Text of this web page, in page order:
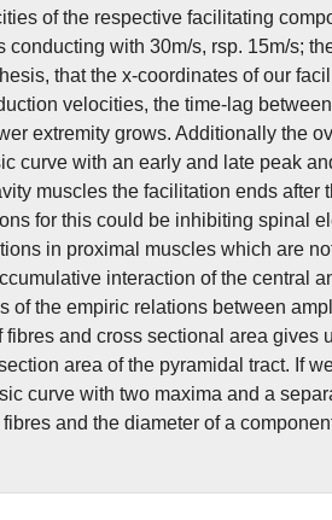
of the respective facilitating
with 30m/s, rsp. 15m/s;
that the x-coordinates of our
velocities, the time-lag
extremity grows. Additionally the
curve with an early and late peak
muscles the facilitation ends after
for this could be inhibiting spinal
in proximal muscles which are
interaction of the central
the empiric relations between
and cross sectional area gives
area of the pyramidal tract. If
curve with two maxima and a
and the diameter of a